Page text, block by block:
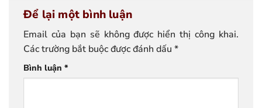
Để lại một bình luận
Email của bạn sẽ không được hiển thị công khai.
Các trường bắt buộc được đánh dấu *
Bình luận *